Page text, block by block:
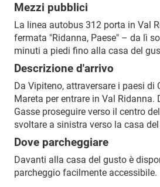
Mezzi pubblici
La linea autobus 312 porta in Val
fermata "Ridanna, Paese" – da lì
minuti a piedi fino alla casa del
Descrizione d'arrivo
Da Vipiteno, attraversare i paesi di
Mareta per entrare in Val Ridanna.
Gasse proseguire verso il centro
svoltare a sinistra verso la casa
Dove parcheggiare
Davanti alla casa del gusto è
parcheggio facilmente accessibile.